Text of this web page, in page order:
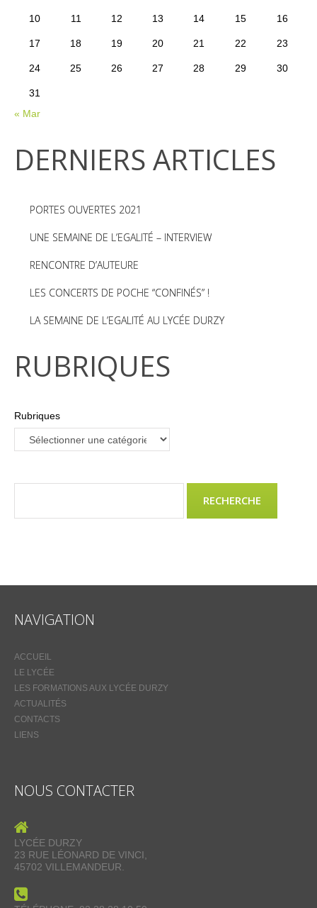
10 11 12 13 14 15 16
17 18 19 20 21 22 23
24 25 26 27 28 29 30
31
« Mar
DERNIERS ARTICLES
PORTES OUVERTES 2021
UNE SEMAINE DE L’EGALITÉ – INTERVIEW
RENCONTRE D’AUTEURE
LES CONCERTS DE POCHE “CONFINÉS” !
LA SEMAINE DE L’EGALITÉ AU LYCÉE DURZY
RUBRIQUES
Rubriques
NAVIGATION
ACCUEIL
LE LYCÉE
LES FORMATIONS AUX LYCÉE DURZY
ACTUALITÉS
CONTACTS
LIENS
NOUS CONTACTER
LYCÉE DURZY
23 RUE LÉONARD DE VINCI,
45702 VILLEMANDEUR.